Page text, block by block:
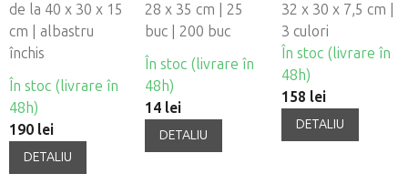
Habys®
de la 40 x 30 x 15
cm | albastru
închis
În stoc (livrare în
48h)
190 lei
DETALIU
pentru orificiul
fetei din material
netesut Fabulo
28 x 35 cm | 25
buc | 200 buc
În stoc (livrare în
48h)
14 lei
DETALIU
Comfort
32 x 30 x 7,5 cm |
3 culori
În stoc (livrare în
48h)
158 lei
DETALIU